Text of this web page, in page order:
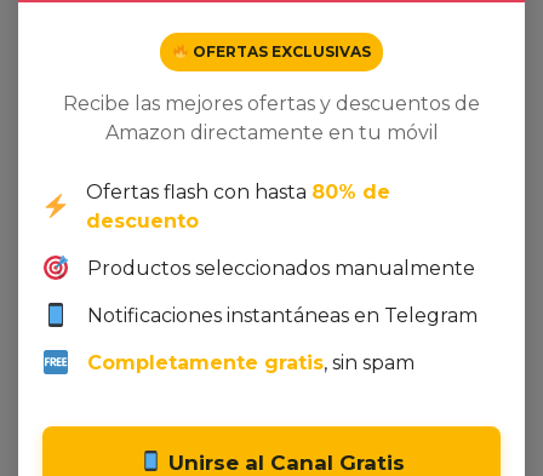
Mbps, transfiere un archivo 1G en 30 segundos.
(Nota: NO admite transferencia de video y NO se
puede conectar con el monitor).
Dto. -17%
OFERTAS EXCLUSIVAS
Recibe las mejores ofertas y descuentos de
Amazon directamente en tu móvil
Ofertas flash con hasta 80% de
descuento
Productos seleccionados manualmente
Notificaciones instantáneas en Telegram
Completamente gratis, sin spam
Unirse al Canal Gratis